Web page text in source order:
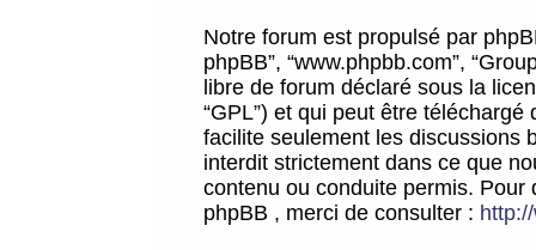
Notre forum est propulsé par
phpBB”, “www.phpbb.com”,
libre de forum déclaré sous la
“GPL”) et qui peut être téléchargé
facilite seulement les discussions
interdit strictement dans ce que
contenu ou conduite permis.
phpBB , merci de consulter :